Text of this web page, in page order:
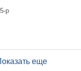
р
еще